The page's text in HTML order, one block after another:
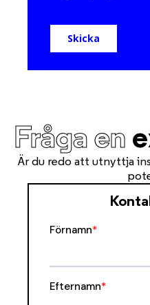
Fråga en
Är du redo att utnyttja